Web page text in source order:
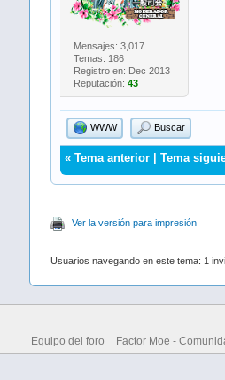
Mensajes: 3,017
Temas: 186
Registro en: Dec 2013
Reputación: 43
WWW Buscar
«Tema anterior |Tema
Ver la versión para impresión
Usuarios navegando en este tema: 1
Equipo del foro Factor Moe -